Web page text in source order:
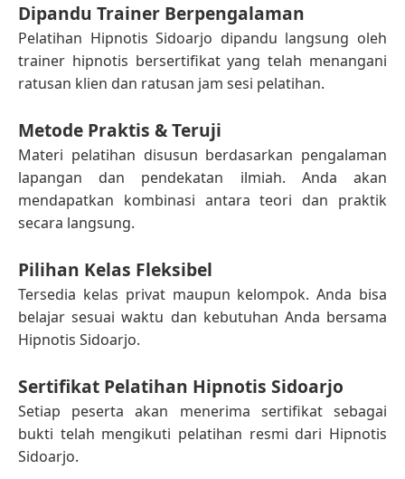
Dipandu Trainer Berpengalaman
Pelatihan Hipnotis Sidoarjo dipandu langsung oleh
trainer hipnotis bersertifikat yang telah menangani
ratusan klien dan ratusan jam sesi pelatihan.
Metode Praktis & Teruji
Materi pelatihan disusun berdasarkan pengalaman
lapangan dan pendekatan ilmiah. Anda akan
mendapatkan kombinasi antara teori dan praktik
secara langsung.
Pilihan Kelas Fleksibel
Tersedia kelas privat maupun kelompok. Anda bisa
belajar sesuai waktu dan kebutuhan Anda bersama
Hipnotis Sidoarjo.
Sertifikat Pelatihan Hipnotis Sidoarjo
Setiap peserta akan menerima sertifikat sebagai
bukti telah mengikuti pelatihan resmi dari Hipnotis
Sidoarjo.